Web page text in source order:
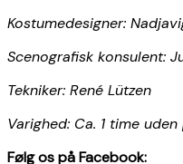
Kostumedesigner:
Scenografisk konsulent:
Tekniker: René Lützen
Varighed: Ca. 1 time uden
Følg os på Facebook: